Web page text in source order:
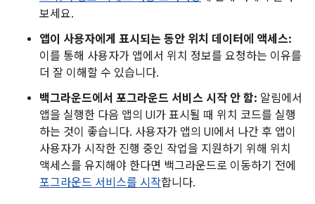
보세요.
앱이 사용자에게 표시되는 동안 위치 데이터에 액세스:
이를 통해 사용자가 앱에서 위치 정보를 요청하는 이유를
더 잘 이해할 수 있습니다.
백그라운드에서 포그라운드 서비스 시작 안 함: 알림에서
앱을 실행한 다음 앱의 UI가 표시될 때 위치 코드를 실행
하는 것이 좋습니다. 사용자가 앱의 UI에서 나간 후 앱이
사용자가 시작한 진행 중인 작업을 지원하기 위해 위치
액세스를 유지해야 한다면 백그라운드로 이동하기 전에
포그라운드 서비스를 시작합니다.